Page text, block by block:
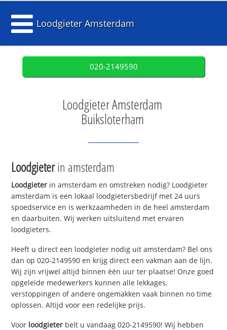
Loodgieter Amsterdam
020-2149590
Loodgieter Amsterdam
Buiksloterham
Loodgieterin amsterdam
Loodgieter in amsterdam en omstreken nodig? Loodgieter
amsterdam is een lokaal loodgietersbedrijf met 24 uurs
spoedservice en is werkzaamheden in de heel amsterdam
en daarbuiten. Wij werken uitsluitend met ervaren
loodgieters.
Heeft u direct een loodgieter nodig uit amsterdam? Bel ons
dan op 020-2149590 en krijg direct een vakman aan de lijn.
Wij zijn vrijwel altijd binnen één uur ter plaatse! Onze goed
opgeleide medewerkers kunnen alle lekkages,
verstoppingen of andere ongemakken vaak binnen no time
oplossen. Altijd voor een redelijke prijs.
Voor loodgieter belt u vandaag 020-2149590! Wij hebben